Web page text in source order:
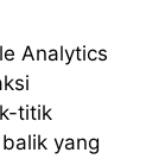
Analytics
titik
yang